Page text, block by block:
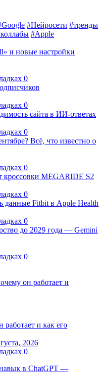
#Нейросети #тренды
#Apple
и новые настройки
0
0
сайта в ИИ-ответах
0
Всё, что известно о
0
кроссовки MEGARIDE S2
0
данные Fitbit в Apple Health
0
до 2029 года — Gemini
0
работает и как его
2026
0